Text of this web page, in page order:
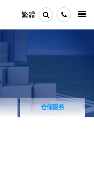
繁體
仓储服务